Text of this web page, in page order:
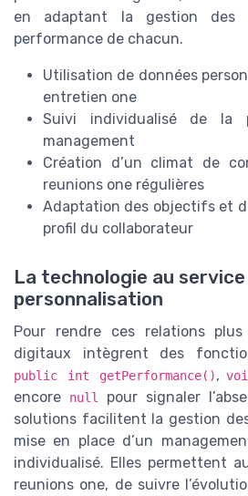
en adaptant la gestion des
performance de chacun.
Utilisation de données
entretien one
Suivi individualisé de la
management
Création d’un climat de
reunions one régulières
Adaptation des objectifs et
profil du collaborateur
La technologie au service
personnalisation
Pour rendre ces relations
digitaux intègrent des
public int getPerformance(),
encore
null
pour signaler
solutions facilitent la gestion
mise en place d’un
individualisé. Elles permettent
reunions one, de suivre